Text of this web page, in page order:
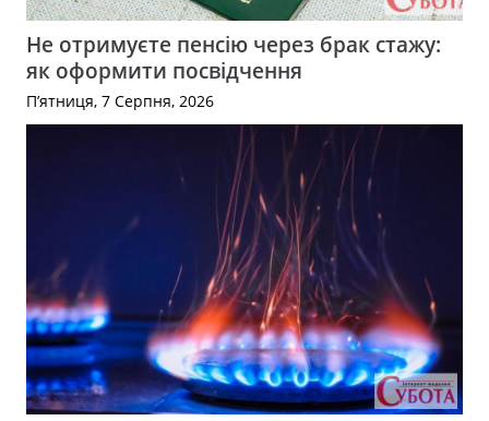
Не отримуєте пенсію через брак стажу:
як оформити посвідчення
П’ятниця, 7 Серпня, 2026